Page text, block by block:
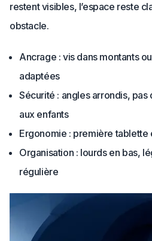
restent visibles, l’espace reste
obstacle.
Ancrage : vis dans montants
adaptées
Sécurité : angles arrondis, pas
aux enfants
Ergonomie : première tablette
Organisation : lourds en bas,
régulière